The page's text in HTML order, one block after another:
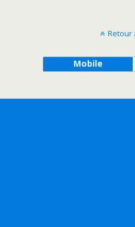
Retour
Mobile